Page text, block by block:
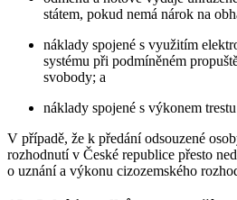
státem, pokud nemá nárok na
náklady spojené s využitím
systému při podmíněném
svobody; a
náklady spojené s výkonem
V případě, že k předání odsouzené
rozhodnutí v České republice přesto
o uznání a výkonu cizozemského